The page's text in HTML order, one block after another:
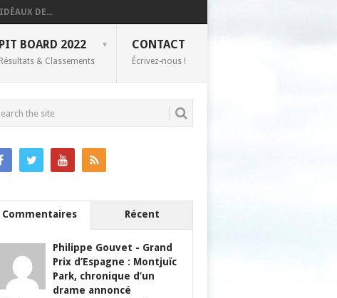
DE...
PIT BOARD 2022
Résultats & Classements
CONTACT
Écrivez-nous !
Commentaires Récent
Philippe Gouvet - Grand
Prix d’Espagne : Montjuïc
Park, chronique d’un
drame annoncé